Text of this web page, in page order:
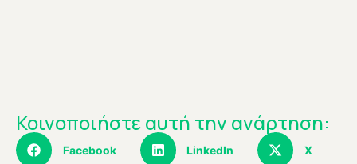
Κοινοποιήστε αυτή την ανάρτηση:
Facebook LinkedIn X